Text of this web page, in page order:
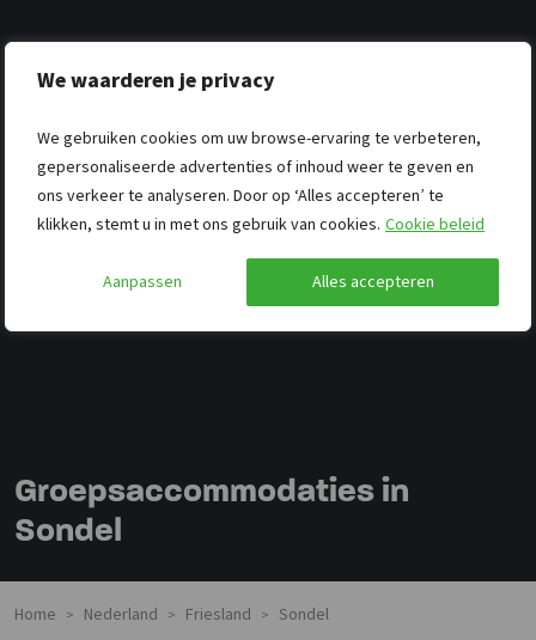
We waarderen je privacy
We gebruiken cookies om uw browse-ervaring te verbeteren,
gepersonaliseerde advertenties of inhoud weer te geven en
ons verkeer te analyseren. Door op ‘Alles accepteren’ te
klikken, stemt u in met ons gebruik van cookies. Cookie beleid
Aanpassen Alles accepteren
Groepsaccommodaties in
Sondel
Home > Nederland > Friesland > Sondel